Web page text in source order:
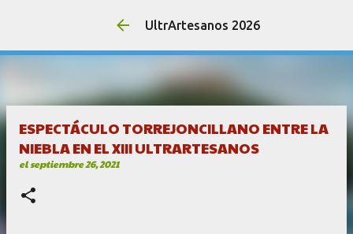
UltrArtesanos 2026
ESPECTÁCULO TORREJONCILLANO ENTRE LA
NIEBLA EN EL XIII ULTRARTESANOS
elseptiembre 26, 2021